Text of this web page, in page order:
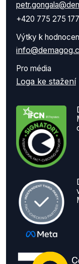
+420 775 275 177
Výtky k
Pro média
Loga ke stažení